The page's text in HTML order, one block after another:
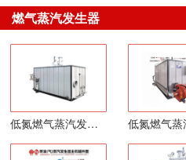
燃气蒸汽发生器
低氮燃气蒸汽发生器